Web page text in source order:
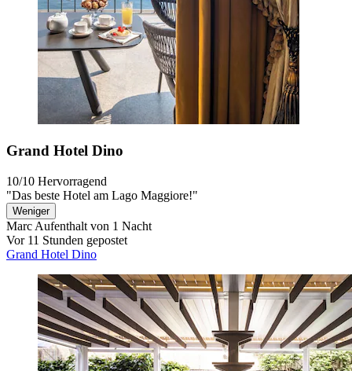
Grand Hotel Dino
10/10 Hervorragend
"Das beste Hotel am Lago Maggiore!"
Weniger
Marc Aufenthalt von 1 Nacht
Vor 11 Stunden gepostet
Grand Hotel Dino